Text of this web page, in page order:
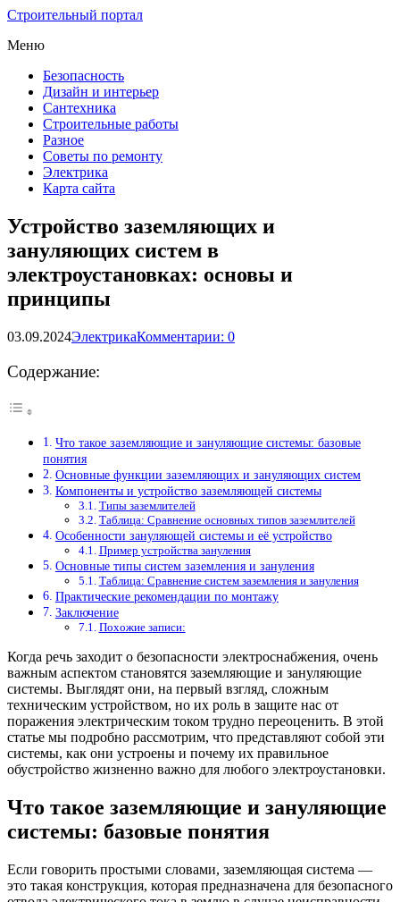
Строительный портал
Меню
Безопасность
Дизайн и интерьер
Сантехника
Строительные работы
Разное
Советы по ремонту
Электрика
Карта сайта
Устройство заземляющих и
зануляющих систем в
электроустановках: основы и
принципы
03.09.2024ЭлектрикаКомментарии: 0
Содержание:
Что такое заземляющие и зануляющие системы: базовые
понятия
Основные функции заземляющих и зануляющих систем
Компоненты и устройство заземляющей системы
Типы заземлителей
Таблица: Сравнение основных типов заземлителей
Особенности зануляющей системы и её устройство
Пример устройства зануления
Основные типы систем заземления и зануления
Таблица: Сравнение систем заземления и зануления
Практические рекомендации по монтажу
Заключение
Похожие записи:
Когда речь заходит о безопасности электроснабжения, очень
важным аспектом становятся заземляющие и зануляющие
системы. Выглядят они, на первый взгляд, сложным
техническим устройством, но их роль в защите нас от
поражения электрическим током трудно переоценить. В этой
статье мы подробно рассмотрим, что представляют собой эти
системы, как они устроены и почему их правильное
обустройство жизненно важно для любого электроустановки.
Что такое заземляющие и зануляющие
системы: базовые понятия
Если говорить простыми словами, заземляющая система —
это такая конструкция, которая предназначена для безопасного